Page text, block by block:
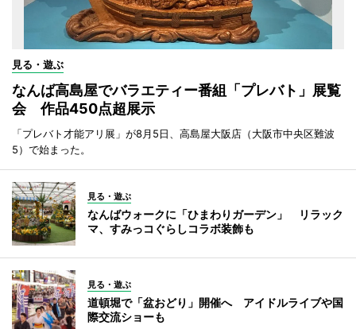
見る・遊ぶ
なんば高島屋でバラエティー番組「プレバト」展覧
会 作品450点超展示
「プレバト才能アリ展」が8月5日、高島屋大阪店（大阪市中央区難波
5）で始まった。
見る・遊ぶ
なんばウォークに「ひまわりガーデン」 リラック
マ、すみっコぐらしコラボ装飾も
見る・遊ぶ
道頓堀で「盆おどり」開催へ アイドルライブや国
際交流ショーも